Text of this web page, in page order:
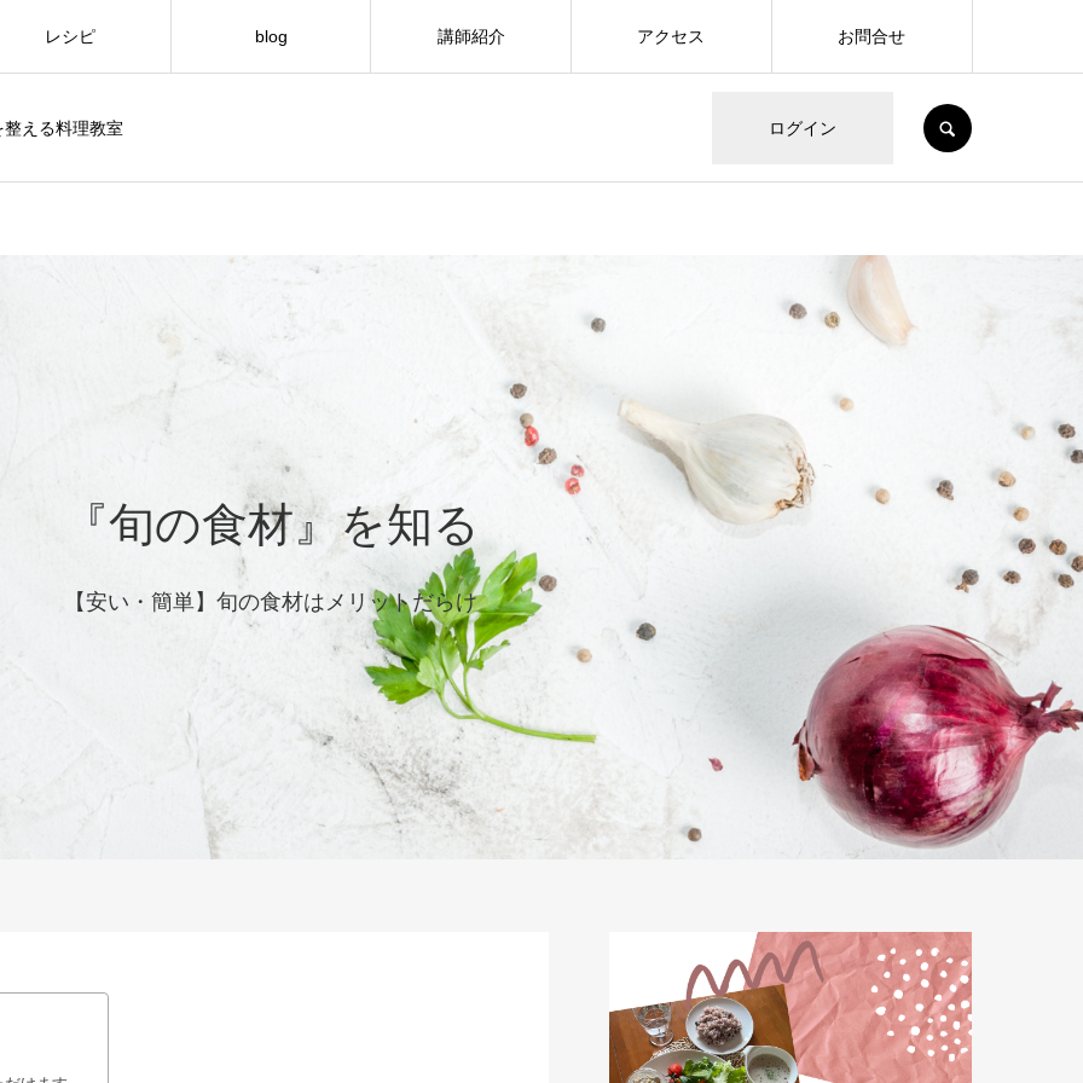
整える料理教室 ログイン
レシピ blog 講師紹介 アクセス お問合せ
『旬の食材』を知る
【安い・簡単】旬の食材はメリットだらけ